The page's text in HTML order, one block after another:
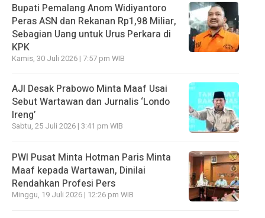
Bupati Pemalang Anom Widiyantoro
Peras ASN dan Rekanan Rp1,98 Miliar,
Sebagian Uang untuk Urus Perkara di
KPK
Kamis, 30 Juli 2026 | 7:57 pm WIB
AJI Desak Prabowo Minta Maaf Usai
Sebut Wartawan dan Jurnalis ‘Londo
Ireng’
Sabtu, 25 Juli 2026 | 3:41 pm WIB
PWI Pusat Minta Hotman Paris Minta
Maaf kepada Wartawan, Dinilai
Rendahkan Profesi Pers
Minggu, 19 Juli 2026 | 12:26 pm WIB